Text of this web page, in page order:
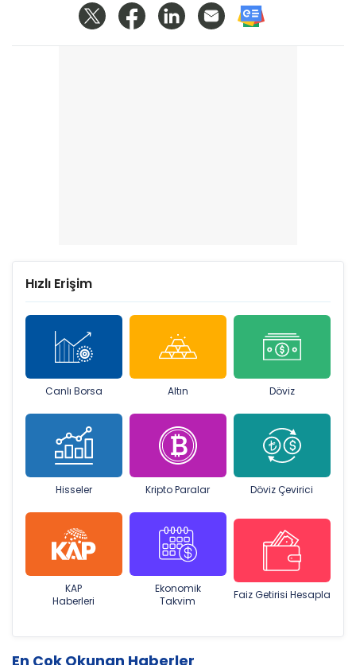
Hızlı Erişim
Canlı Borsa Altın Döviz
Hisseler Kripto Paralar Döviz Çevirici
KAP
Haberleri
Ekonomik
Takvim
Faiz Getirisi Hesapla
En Çok Okunan Haberler